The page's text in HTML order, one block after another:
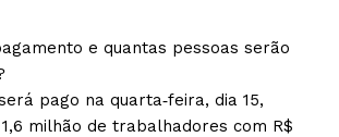
e quantas pessoas serão
pago na quarta‑feira, dia 15,
milhão de trabalhadores com R$